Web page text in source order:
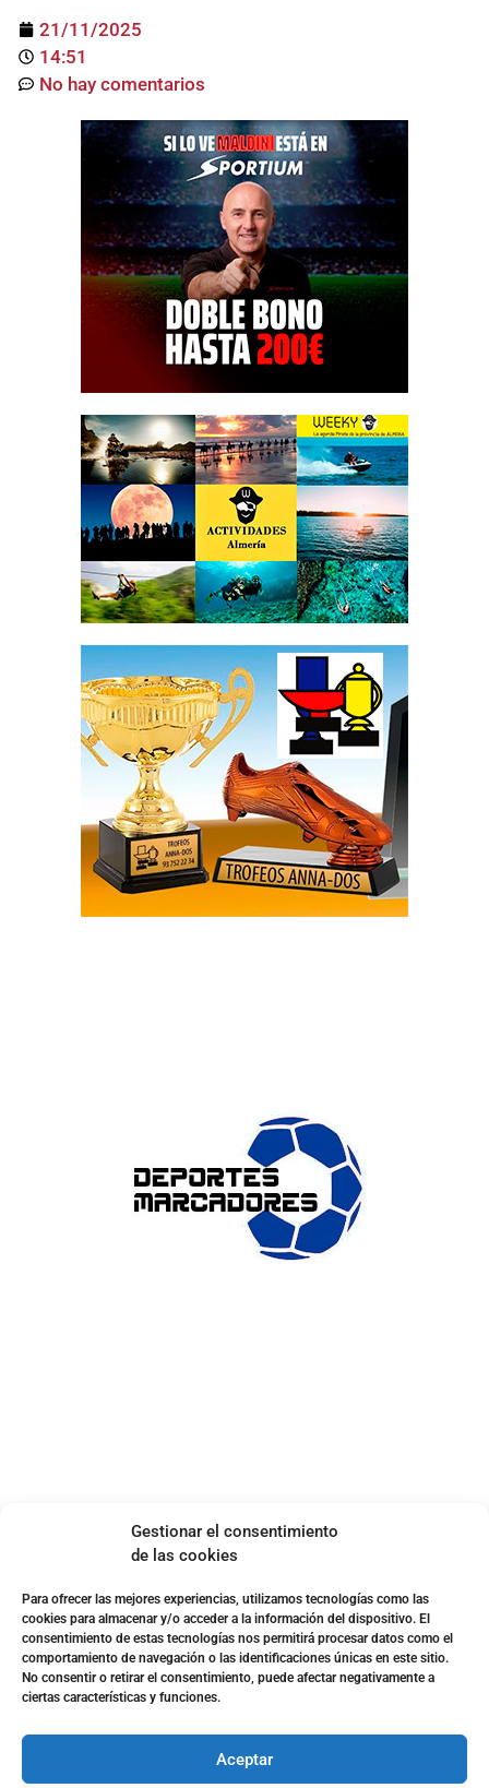
Gestionar el consentimiento
de las cookies
Para ofrecer las mejores experiencias, utilizamos tecnologías como las
cookies para almacenar y/o acceder a la información del dispositivo. El
consentimiento de estas tecnologías nos permitirá procesar datos como el
comportamiento de navegación o las identificaciones únicas en este sitio.
No consentir o retirar el consentimiento, puede afectar negativamente a
ciertas características y funciones.
Aceptar
21/11/2025
14:51
No hay comentarios
Apuesta con responsabilidad